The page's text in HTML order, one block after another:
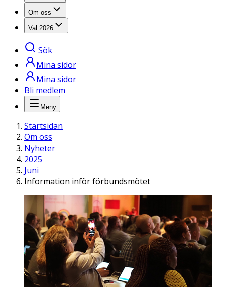
Om oss
Val 2026
Sök
Mina sidor
Mina sidor
Bli medlem
Meny
Startsidan
Om oss
Nyheter
2025
Juni
Information inför förbundsmötet